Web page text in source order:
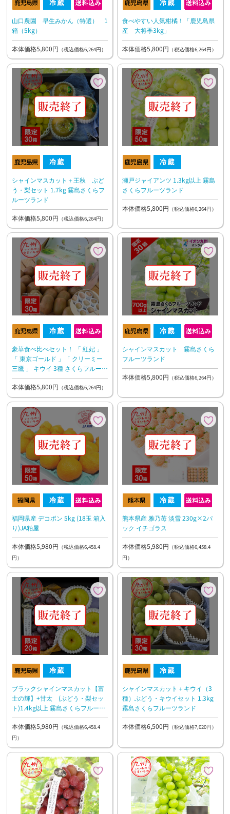
山口農園 早生みかん（特選） 1
箱（5kg）
本体価格5,800円 （税込価格6,264円）
食べやすい人気柑橘！「鹿児島県
産 大将季3kg」
本体価格5,800円 （税込価格6,264円）
シャインマスカット＋王秋 ぶど
う・梨セット 1.7kg 霧島さくらフ
ルーツランド
本体価格5,800円 （税込価格6,264円）
瀬戸ジャイアンツ 1.3kg以上 霧島
さくらフルーツランド
本体価格5,800円 （税込価格6,264円）
豪華食べ比べセット！ 「 紅妃 」
「 東京ゴールド 」「 クリーミー
三鷹 」 キウイ 3種 さくらフルーツ
農園
本体価格5,800円 （税込価格6,264円）
シャインマスカット 霧島さくら
フルーツランド
本体価格5,800円 （税込価格6,264円）
福岡県産 デコポン 5kg (18玉 箱入
り)JA粕屋
本体価格5,980円 （税込価格6,458.4
円）
熊本県産 雅乃苺 淡雪 230g×2パ
ック イチゴラス
本体価格5,980円 （税込価格6,458.4
円）
ブラックシャインマスカット【富
士の輝】+甘太 (ぶどう・梨セッ
ト)1.4kg以上 霧島さくらフルーツ
ランド
本体価格5,980円 （税込価格6,458.4
円）
シャインマスカット＋キウイ（3
種）ぶどう・キウイセット 1.3kg
霧島さくらフルーツランド
本体価格6,500円 （税込価格7,020円）